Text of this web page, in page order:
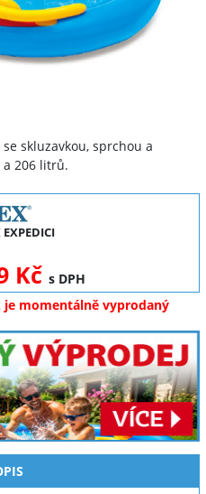
skluzavkou, sprchou a
a 206 litrů.
Kč s DPH
momentálně vyprodaný